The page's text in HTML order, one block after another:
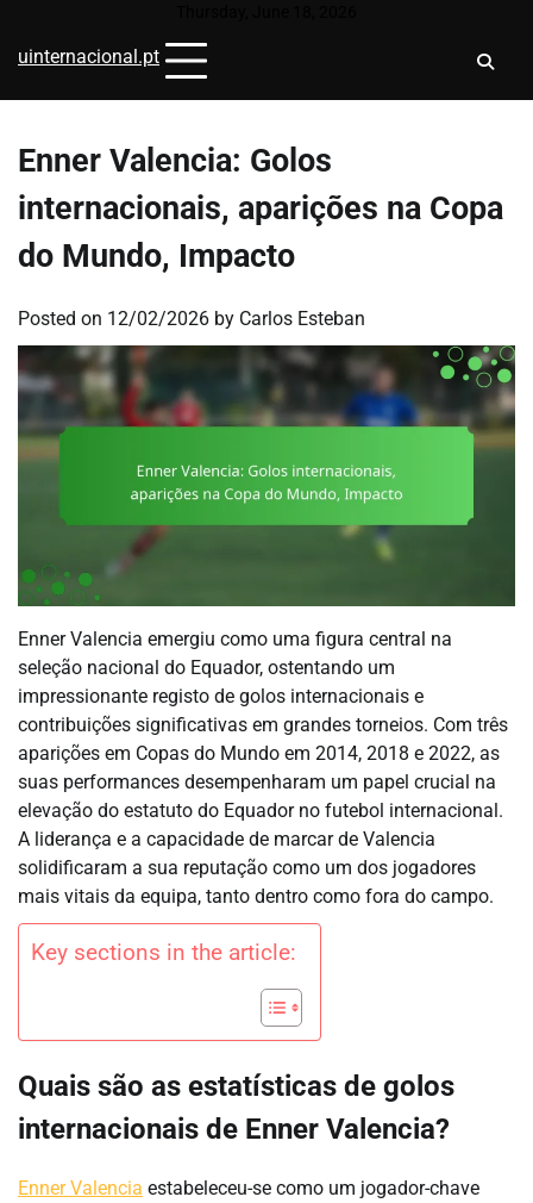
content
uinternacional.pt
Enner Valencia: Golos
internacionais, aparições na Copa
do Mundo, Impacto
Posted on 12/02/2026 by Carlos Esteban
Enner Valencia emergiu como uma figura central na
seleção nacional do Equador, ostentando um
impressionante registo de golos internacionais e
contribuições significativas em grandes torneios. Com três
aparições em Copas do Mundo em 2014, 2018 e 2022, as
suas performances desempenharam um papel crucial na
elevação do estatuto do Equador no futebol internacional.
A liderança e a capacidade de marcar de Valencia
solidificaram a sua reputação como um dos jogadores
mais vitais da equipa, tanto dentro como fora do campo.
Key sections in the article:
Quais são as estatísticas de golos
internacionais de Enner Valencia?
Enner Valencia estabeleceu-se como um jogador-chave